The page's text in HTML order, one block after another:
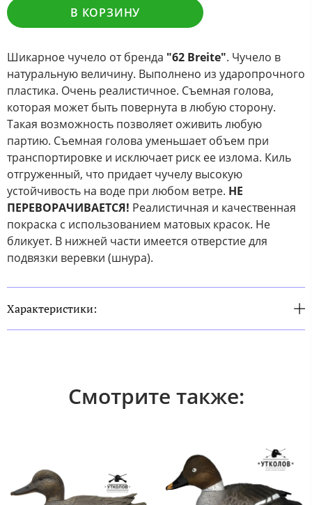
В КОРЗИНУ
Шикарное чучело от бренда "62 Breite". Чучело в
натуральную величину. Выполнено из ударопрочного
пластика. Очень реалистичное. Съемная голова,
которая может быть повернута в любую сторону.
Такая возможность позволяет оживить любую
партию. Съемная голова уменьшает объем при
транспортировке и исключает риск ее излома. Киль
отгруженный, что придает чучелу высокую
устойчивость на воде при любом ветре. НЕ
ПЕРЕВОРАЧИВАЕТСЯ! Реалистичная и качественная
покраска с использованием матовых красок. Не
бликует. В нижней части имеется отверстие для
подвязки веревки (шнура).
Характеристики:
Смотрите также: